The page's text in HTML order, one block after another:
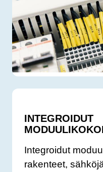
INTEGROIDUT
Integroidut
rakenteet,